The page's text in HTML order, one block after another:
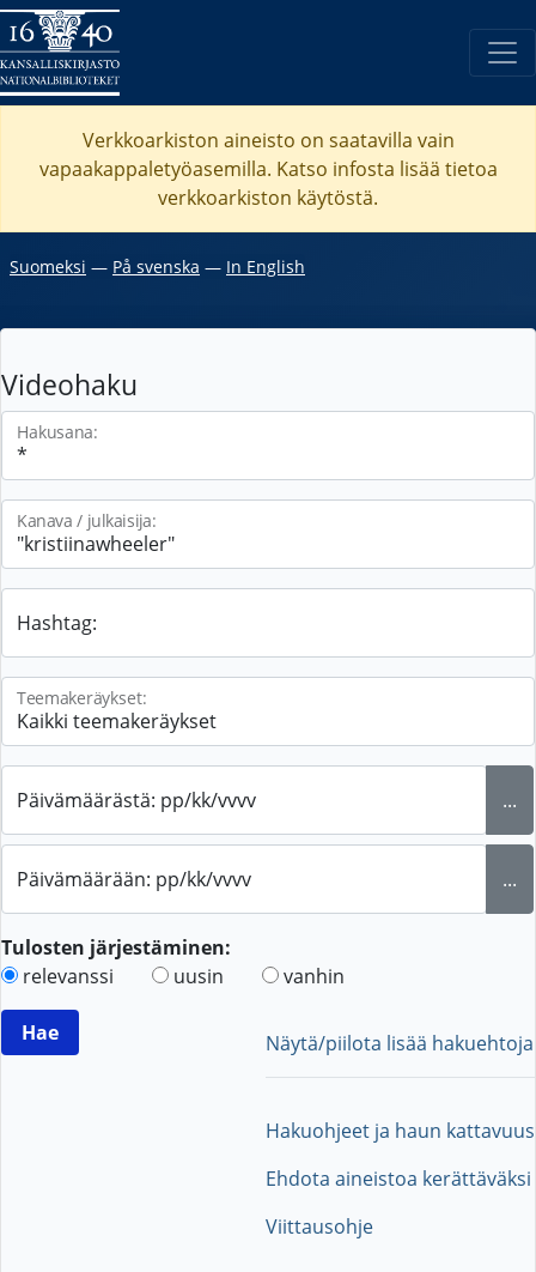
Verkkoarkiston aineisto on saatavilla vain
vapaakappaletyöasemilla. Katso infosta lisää tietoa
verkkoarkiston käytöstä.
Suomeksi ― På svenska ― In English
Videohaku
Hakusana:
Kanava / julkaisija:
Hashtag:
Teemakeräykset:
Päivämäärästä: pp/kk/vvvv ...
Päivämäärään: pp/kk/vvvv ...
Tulosten järjestäminen:
relevanssi
uusin vanhin
Näytä/piilota lisää hakuehtoja
Hakuohjeet ja haun kattavuus
Ehdota aineistoa kerättäväksi
Viittausohje